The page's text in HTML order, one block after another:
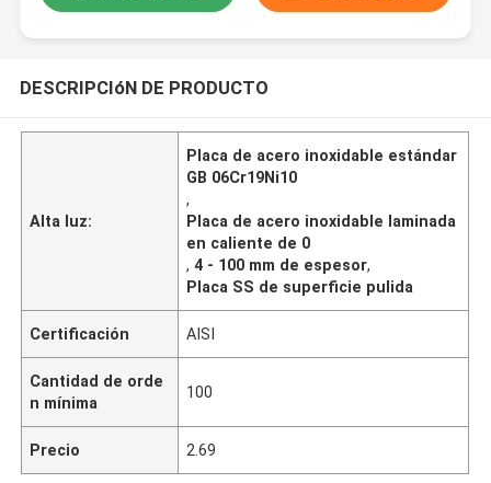
DESCRIPCIóN DE PRODUCTO
Alta luz:
Placa de acero inoxidable estándar
GB 06Cr19Ni10
,
Placa de acero inoxidable laminada
en caliente de 0
,4 - 100 mm de espesor,
Placa SS de superficie pulida
Certificación AISI
Cantidad de orde
n mínima
100
Precio 2.69